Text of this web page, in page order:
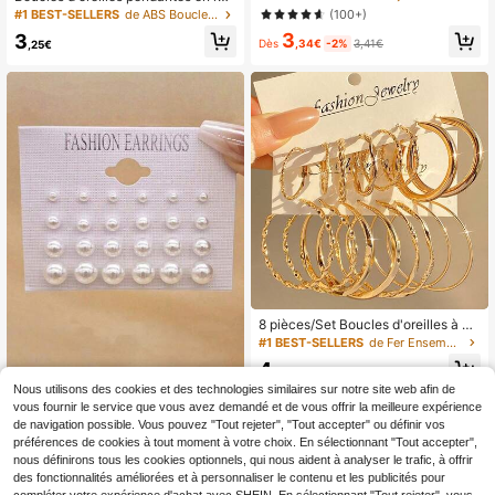
ne de couleur verte
#1 BEST-SELLERS de ABS Boucles d'oreilles pendantes pour femmes
3 ,25€
12 pièces/Set Boucles d'oreilles à ti
ge en perles minimalistes, mode pol
yvalente et mignonnes, pour femme
s
#1 BEST-SELLERS
de Blanc Ensembles de Boucles d'Oreilles pour Femm
(1000+)
2 ,85€ -4% 2,98€
gérée, goutte d'eau, forme en C gra
nde & petite, fleur oreille gauche &
droite, série de bijoux d'oreilles mult
i-styles, parfait pour le port quotidie
n & les vacances pour les femmes, f
abriqué en résine ABS avec placag
e or UV anti-décoloration
(100+)
Dès 3 ,34€ -2% 3,41€
8 pièces/Set Boucles d'oreilles à an
neaux torsadés en métal pour femm
ant pour le quotidien, les fêtes, la pl
age, le style minimaliste, cadeau po
ur femmes
#1 BEST-SELLERS de Fer Ensembles de Boucles d'Oreilles pour Femmes
4
Nous utilisons des cookies et des technologies similaires sur notre site web afin de
vous fournir le service que vous avez demandé et de vous offrir la meilleure expérience
de navigation possible. Vous pouvez "Tout rejeter", "Tout accepter" ou définir vos
préférences de cookies à tout moment à votre choix. En sélectionnant "Tout accepter",
nous définirons tous les cookies optionnels, qui nous aident à analyser le trafic, à offrir
des fonctionnalités améliorées et à personnaliser le contenu et les publicités pour